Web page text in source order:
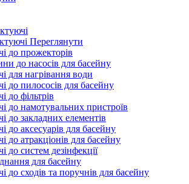
Переглянути
до прожекторів
до насосів для басейну
для нагрівання води
до пилососів для басейну
до фільтрів
до намотувальних пристроїв
до закладних елементів
до аксесуарів для басейну
до атракціонів для басейну
до систем дезінфекції
для басейну
до сходів та поручнів для басейну